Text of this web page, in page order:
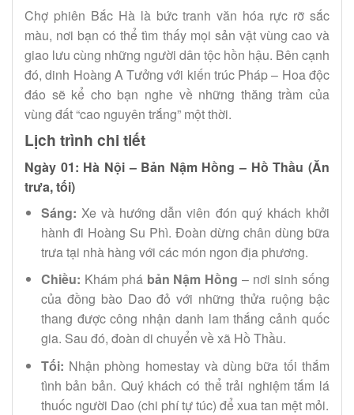
Chợ phiên Bắc Hà là bức tranh văn hóa rực rỡ sắc
màu, nơi bạn có thể tìm thấy mọi sản vật vùng cao và
giao lưu cùng những người dân tộc hồn hậu. Bên cạnh
đó, dinh Hoàng A Tưởng với kiến trúc Pháp – Hoa độc
đáo sẽ kể cho bạn nghe về những thăng trầm của
vùng đất “cao nguyên trắng” một thời.
Lịch trình chi tiết
Ngày 01: Hà Nội – Bản Nậm Hồng – Hồ Thầu (Ăn
trưa, tối)
Sáng: Xe và hướng dẫn viên đón quý khách khởi
hành đi Hoàng Su Phì. Đoàn dừng chân dùng bữa
trưa tại nhà hàng với các món ngon địa phương.
Chiều: Khám phá bản Nậm Hồng – nơi sinh sống
của đồng bào Dao đỏ với những thửa ruộng bậc
thang được công nhận danh lam thắng cảnh quốc
gia. Sau đó, đoàn di chuyển về xã Hồ Thầu.
Tối: Nhận phòng homestay và dùng bữa tối thắm
tình bản bản. Quý khách có thể trải nghiệm tắm lá
thuốc người Dao (chi phí tự túc) để xua tan mệt mỏi.